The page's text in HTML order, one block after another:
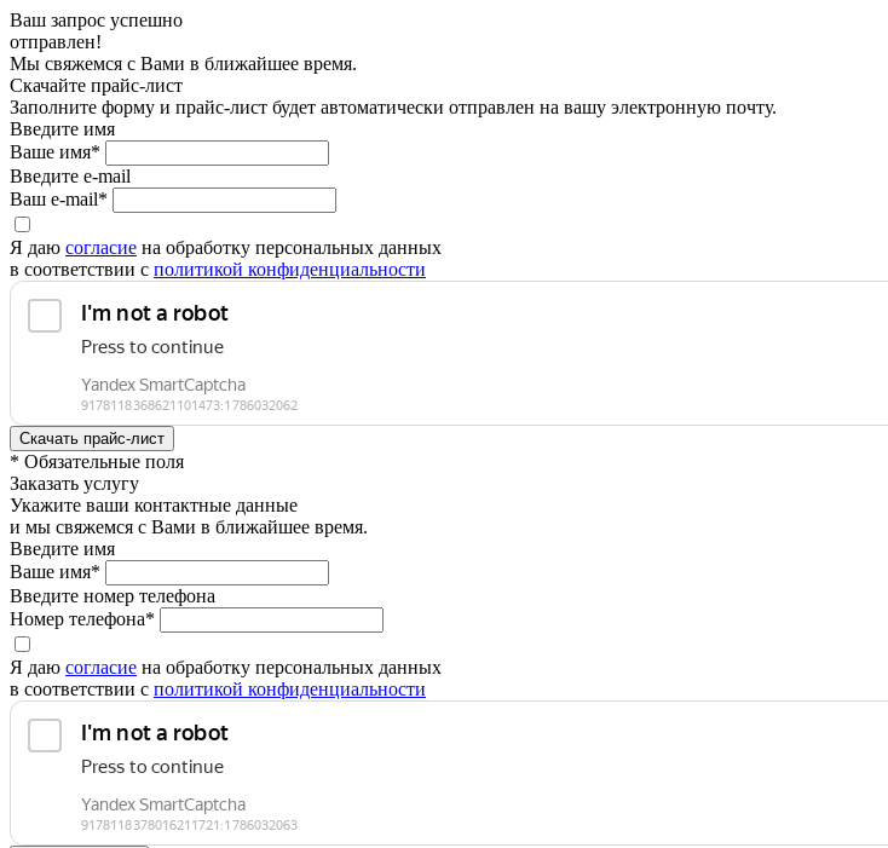
Ваш запрос успешно
отправлен!
Мы свяжемся с Вами в ближайшее время.
Скачайте прайс-лист
Заполните форму и прайс-лист будет автоматически отправлен на вашу электронную почту.
Введите имя
Ваше имя*
Введите e-mail
Ваш e-mail*
Я даю согласие на обработку персональных данных
в соответствии с политикой конфиденциальности
* Обязательные поля
Заказать услугу
Укажите ваши контактные данные
и мы свяжемся с Вами в ближайшее время.
Введите имя
Ваше имя*
Введите номер телефона
Номер телефона*
Я даю согласие на обработку персональных данных
в соответствии с политикой конфиденциальности